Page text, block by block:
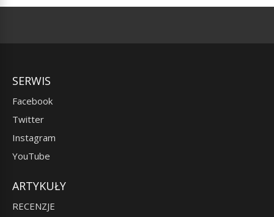
SERWIS
Facebook
Twitter
Instagram
YouTube
ARTYKUŁY
RECENZJE